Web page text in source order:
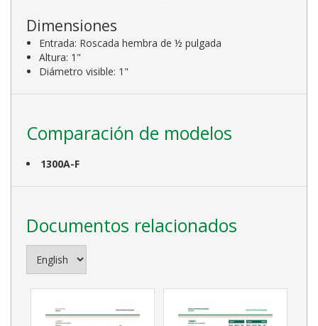
Dimensiones
Entrada: Roscada hembra de ½ pulgada
Altura: 1"
Diámetro visible: 1"
Comparación de modelos
1300A-F
Documentos relacionados